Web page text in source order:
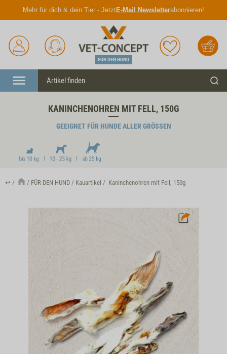
Mehr für dich & dein Tier - JetztE-Mail Newsletterabonnieren!
Anmelden
Unser
Service
FÜR DEN HUND
Merkliste Warenkorb
Menü
KANINCHENOHREN MIT FELL, 150G
GEEIGNET FÜR HUNDE ALLER GRÖSSEN
↩ FÜR DEN HUND Kauartikel Kaninchenohren mit Fell, 150g